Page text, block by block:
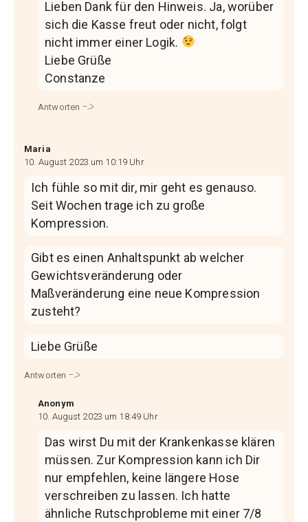
Lieben Dank für den Hinweis. Ja, worüber
sich die Kasse freut oder nicht, folgt
nicht immer einer Logik.
Liebe Grüße
Constanze
Antworten
Maria
10. August 2023 um 10:19 Uhr
Ich fühle so mit dir, mir geht es genauso.
Seit Wochen trage ich zu große
Kompression.
Gibt es einen Anhaltspunkt ab welcher
Gewichtsveränderung oder
Maßveränderung eine neue Kompression
zusteht?
Liebe Grüße
Antworten
Anonym
10. August 2023 um 18:49 Uhr
Das wirst Du mit der Krankenkasse klären
müssen. Zur Kompression kann ich Dir
nur empfehlen, keine längere Hose
verschreiben zu lassen. Ich hatte
ähnliche Rutschprobleme mit einer 7/8